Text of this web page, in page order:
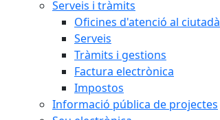
Serveis i tràmits
Oficines d'atenció al ciutadà
Serveis
Tràmits i gestions
Factura electrònica
Impostos
Informació pública de projectes